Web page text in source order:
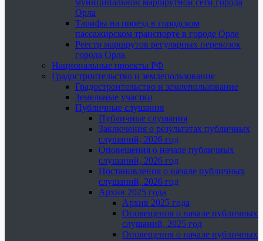
муниципальной маршрутной сети города
Орла
Тарифы на проезд в городском
пассажирском транспорте в городе Орле
Реестр маршрутов регулярных перевозок
города Орла
Национальные проекты РФ
Градостроительство и землепользование
Градостроительство и землепользование
Земельные участки
Публичные слушания
Публичные слушания
Заключения о результатах публичных
слушаний, 2026 год
Оповещения о начале публичных
слушаний, 2026 год
Постановления о начале публичных
слушаний, 2026 год
Архив 2025 года
Архив 2025 года
Оповещения о начале публичных
слушаний, 2025 год
Оповещения о начале публичных